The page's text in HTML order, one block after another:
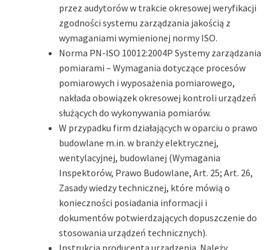
przez audytorów w trakcie okresowej weryfikacji
zgodności systemu zarządzania jakością z
wymaganiami wymienionej normy ISO.
Norma PN-ISO 10012:2004P Systemy zarządzania
pomiarami – Wymagania dotyczące procesów
pomiarowych i wyposażenia pomiarowego,
nakłada obowiązek okresowej kontroli urządzeń
służących do wykonywania pomiarów.
W przypadku firm działających w oparciu o prawo
budowlane m.in. w branży elektrycznej,
wentylacyjnej, budowlanej (Wymagania
Inspektorów, Prawo Budowlane, Art. 25; Art. 26,
Zasady wiedzy technicznej, które mówią o
konieczności posiadania informacji i
dokumentów potwierdzających dopuszczenie do
stosowania urządzeń technicznych).